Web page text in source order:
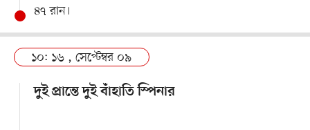
৪৭ রান।
১০: ১৬ , সেপ্টেম্বর ০৯
দুই প্রান্তে দুই বাঁহাতি স্পিনার